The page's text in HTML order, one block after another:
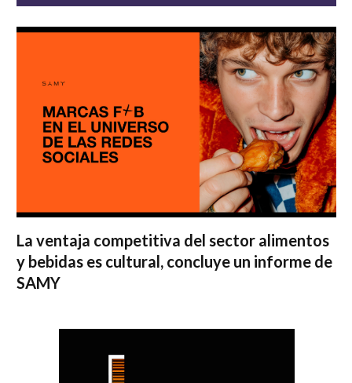
La ventaja competitiva del sector alimentos
y bebidas es cultural, concluye un informe de
SAMY